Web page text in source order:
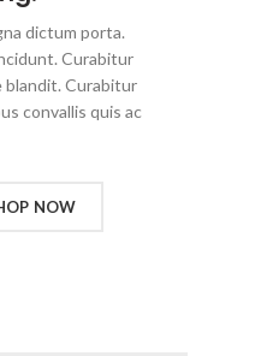
dictum porta.
Curabitur
blandit. Curabitur
convallis quis ac
NOW